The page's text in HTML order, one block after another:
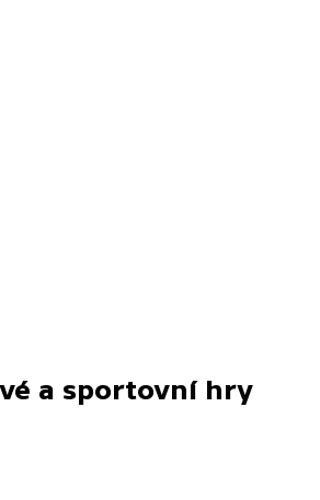
a sportovní hry